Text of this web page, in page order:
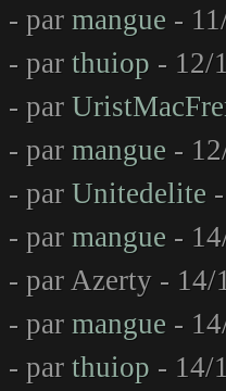
- par mangue -
- par thuiop - 12/
- par
- par mangue -
- par Unitedelite
- par mangue -
- par Azerty - 14/
- par mangue -
- par thuiop - 14/